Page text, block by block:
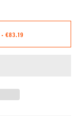
• €83.19